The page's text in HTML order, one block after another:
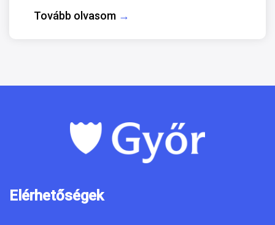
Tovább olvasom →
Elérhetőségek